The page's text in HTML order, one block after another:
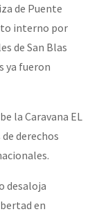
de Puente
interno por
de San Blas
ya fueron
la Caravana EL
derechos
desaloja
en